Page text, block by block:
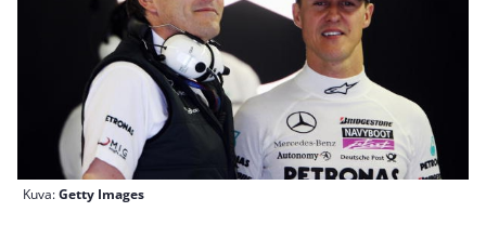
Kuva:Getty Images